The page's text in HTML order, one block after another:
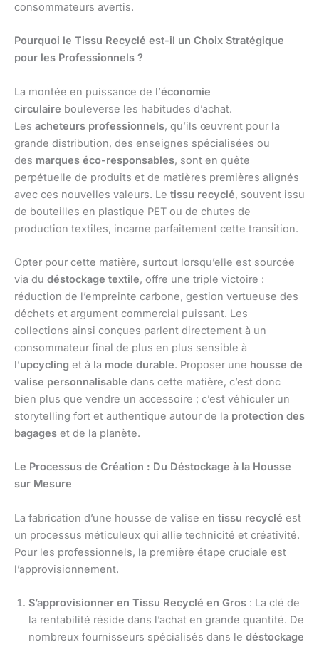
consommateurs avertis.
Pourquoi le Tissu Recyclé est-il un Choix Stratégique
pour les Professionnels ?
La montée en puissance de l’économie
circulaire bouleverse les habitudes d’achat.
Les acheteurs professionnels, qu’ils œuvrent pour la
grande distribution, des enseignes spécialisées ou
des marques éco-responsables, sont en quête
perpétuelle de produits et de matières premières alignés
avec ces nouvelles valeurs. Le tissu recyclé, souvent issu
de bouteilles en plastique PET ou de chutes de
production textiles, incarne parfaitement cette transition.
Opter pour cette matière, surtout lorsqu’elle est sourcée
via du déstockage textile, offre une triple victoire :
réduction de l’empreinte carbone, gestion vertueuse des
déchets et argument commercial puissant. Les
collections ainsi conçues parlent directement à un
consommateur final de plus en plus sensible à
l’upcycling et à la mode durable. Proposer une housse de
valise personnalisable dans cette matière, c’est donc
bien plus que vendre un accessoire ; c’est véhiculer un
storytelling fort et authentique autour de la protection des
bagages et de la planète.
Le Processus de Création : Du Déstockage à la Housse
sur Mesure
La fabrication d’une housse de valise en tissu recyclé est
un processus méticuleux qui allie technicité et créativité.
Pour les professionnels, la première étape cruciale est
l’approvisionnement.
S’approvisionner en Tissu Recyclé en Gros : La clé de
la rentabilité réside dans l’achat en grande quantité. De
nombreux fournisseurs spécialisés dans le déstockage